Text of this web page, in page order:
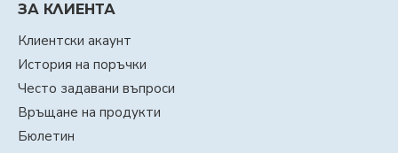
ЗА КЛИЕНТА
Клиентски акаунт
История на поръчки
Често задавани въпроси
Връщане на продукти
Бюлетин